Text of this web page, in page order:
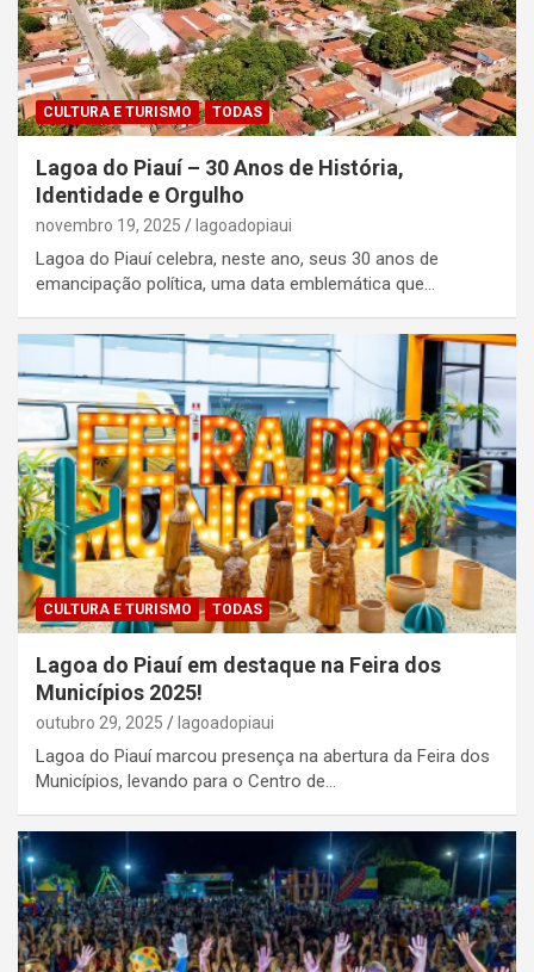
CULTURA E TURISMO TODAS
Lagoa do Piauí – 30 Anos de História,
Identidade e Orgulho
novembro 19, 2025 lagoadopiaui
Lagoa do Piauí celebra, neste ano, seus 30 anos de
emancipação política, uma data emblemática que…
CULTURA E TURISMO TODAS
Lagoa do Piauí em destaque na Feira dos
Municípios 2025!
outubro 29, 2025 lagoadopiaui
Lagoa do Piauí marcou presença na abertura da Feira dos
Municípios, levando para o Centro de…